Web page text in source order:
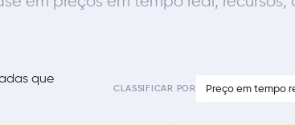
que
CLASSIFICAR POR Preço em tempo